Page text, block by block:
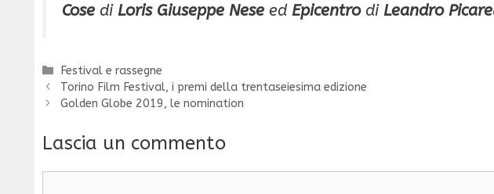
Cose di Loris Giuseppe Nese ed Epicentrodi Leandro
Categorie
Festival e rassegne
Torino Film Festival, i premi della trentaseiesima edizione
Golden Globe 2019, le nomination
Lascia un commento